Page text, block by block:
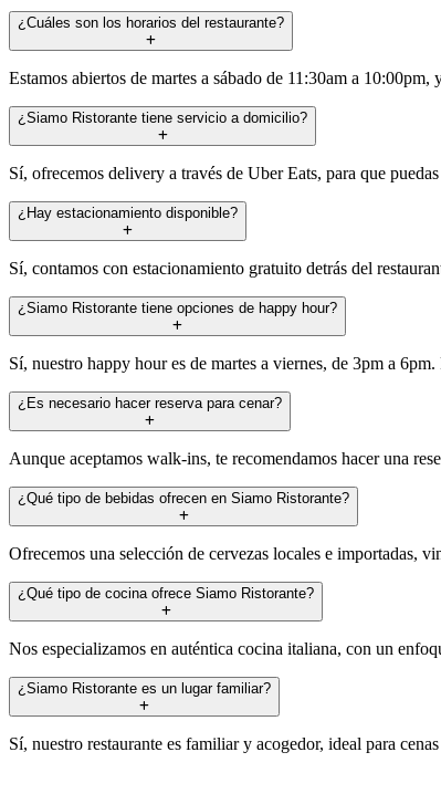
¿Cuáles son los horarios del restaurante?
Estamos abiertos de martes a sábado de 11:30am a
¿Siamo Ristorante tiene servicio a domicilio?
Sí, ofrecemos delivery a través de Uber Eats, para que
¿Hay estacionamiento disponible?
Sí, contamos con estacionamiento gratuito detrás del
¿Siamo Ristorante tiene opciones de happy hour?
Sí, nuestro happy hour es de martes a viernes, de 3pm a
¿Es necesario hacer reserva para cenar?
Aunque aceptamos walk-ins, te recomendamos hacer una
¿Qué tipo de bebidas ofrecen en Siamo Ristorante?
Ofrecemos una selección de cervezas locales e importadas,
¿Qué tipo de cocina ofrece Siamo Ristorante?
Nos especializamos en auténtica cocina italiana, con un
¿Siamo Ristorante es un lugar familiar?
Sí, nuestro restaurante es familiar y acogedor, ideal para